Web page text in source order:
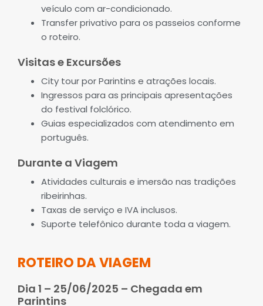
veículo com ar-condicionado.
Transfer privativo para os passeios conforme
o roteiro.
Visitas e Excursões
City tour por Parintins e atrações locais.
Ingressos para as principais apresentações
do festival folclórico.
Guias especializados com atendimento em
português.
Durante a Viagem
Atividades culturais e imersão nas tradições
ribeirinhas.
Taxas de serviço e IVA inclusos.
Suporte telefônico durante toda a viagem.
ROTEIRO DA VIAGEM
Dia 1 – 25/06/2025 – Chegada em
Parintins